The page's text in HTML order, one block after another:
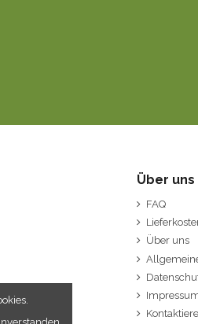
Über uns
FAQ
Über uns